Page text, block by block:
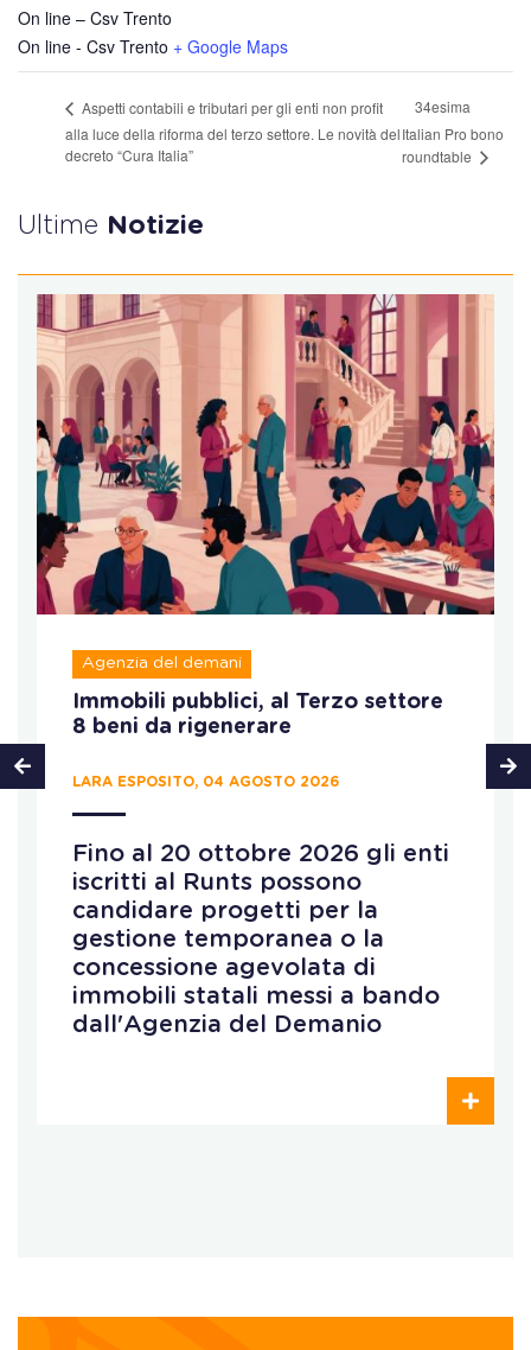
On line – Csv Trento
On line - Csv Trento + Google Maps
Aspetti contabili e tributari per gli enti non profit
alla luce della riforma del terzo settore. Le novità del
decreto “Cura Italia”
34esima
Italian Pro bono
roundtable
Ultime Notizie
Agenzia del demani
Immobili pubblici, al Terzo settore
8 beni da rigenerare
LARA ESPOSITO, 04 AGOSTO 2026
Fino al 20 ottobre 2026 gli enti
iscritti al Runts possono
candidare progetti per la
gestione temporanea o la
concessione agevolata di
immobili statali messi a bando
dall'Agenzia del Demanio